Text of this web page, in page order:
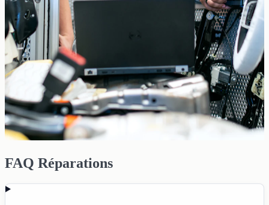
FAQ Réparations